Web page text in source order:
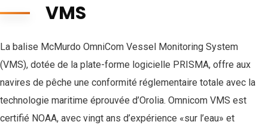
VMS
La balise McMurdo OmniCom Vessel Monitoring System
(VMS), dotée de la plate-forme logicielle PRISMA, offre aux
navires de pêche une conformité réglementaire totale avec la
technologie maritime éprouvée d’Orolia. Omnicom VMS est
certifié NOAA, avec vingt ans d’expérience «sur l’eau» et